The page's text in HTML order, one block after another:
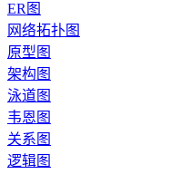
ER图
网络拓扑图
原型图
架构图
泳道图
韦恩图
关系图
逻辑图